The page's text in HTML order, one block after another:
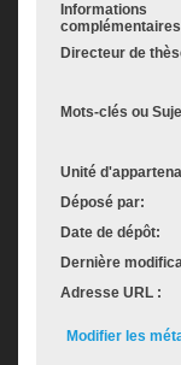
Informations
Directeur de
Mots-clés ou
Unité
Déposé par:
Date de dépôt:
Dernière
Adresse URL :
Modifier les